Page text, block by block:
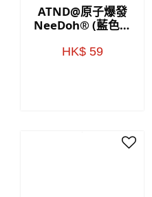
ATND@原子爆發
NeeDoh® (藍色／
HK$ 59